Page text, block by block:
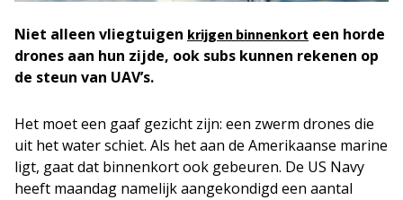
Niet alleen vliegtuigen krijgen binnenkort een horde
drones aan hun zijde, ook subs kunnen rekenen op
de steun van UAV’s.
Het moet een gaaf gezicht zijn: een zwerm drones die
uit het water schiet. Als het aan de Amerikaanse marine
ligt, gaat dat binnenkort ook gebeuren. De US Navy
heeft maandag namelijk aangekondigd een aantal